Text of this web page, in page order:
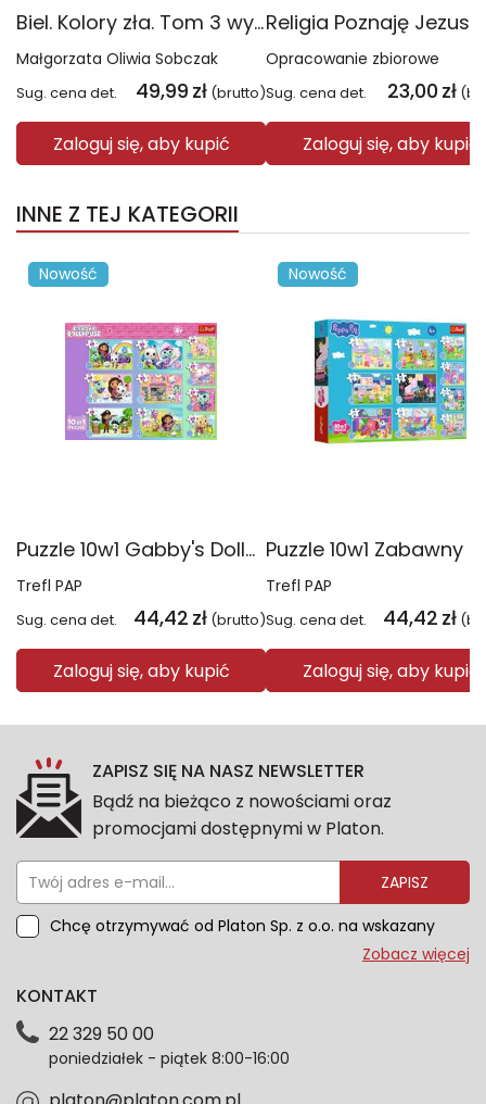
Biel. Kolory zła. Tom 3 wyd. 2025
Małgorzata Oliwia Sobczak
Sug. cena det. 49,99 zł (brutto)
Zaloguj się, aby kupić
Opracowanie zbiorowe
Sug. cena det. 23,00 zł
Zaloguj się, aby kupić
INNE Z TEJ KATEGORII
Nowość
Puzzle 10w1 Gabby's Dollhouse Gabby i jej świat 96014
Trefl PAP
Sug. cena det. 44,42 zł (brutto)
Zaloguj się, aby kupić
Nowość
Trefl PAP
Sug. cena det. 44,42 zł
Zaloguj się, aby kupić
ZAPISZ SIĘ NA NASZ NEWSLETTER
Bądź na bieżąco z nowościami oraz
promocjami dostępnymi w Platon.
ZAPISZ
Chcę otrzymywać od Platon Sp. z o.o. na wskazany
przeze mnie adres e-mail informacje marketingowe
dotyczące danych osobowych znajdziesz w naszej
każdym czasie. Wycofanie zgody nie wpłynie na
zgodność z prawem przetwarzania dokonanego przed
Zobacz więcej
KONTAKT
22 329 50 00
poniedziałek - piątek 8:00-16:00